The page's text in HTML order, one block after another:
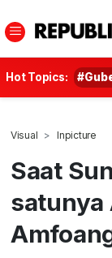
Hot Topics:
Visual Inpicture
Saat
satunya